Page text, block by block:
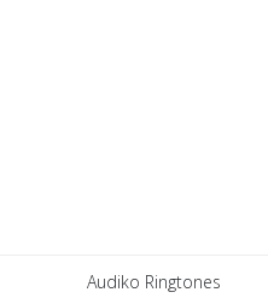
Audiko Ringtones